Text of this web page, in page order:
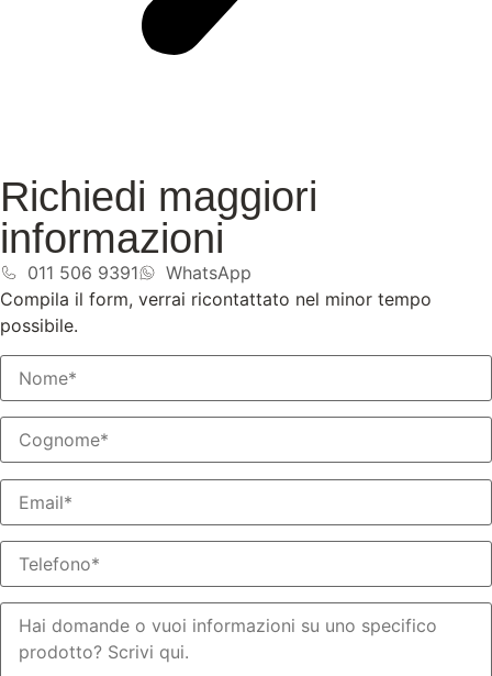
Richiedi maggiori
informazioni
011 506 9391
WhatsApp
Compila il form, verrai ricontattato nel minor tempo
possibile.